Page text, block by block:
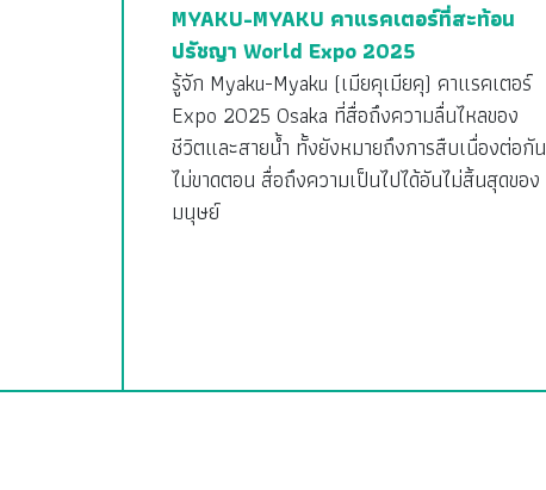
MYAKU-MYAKU คาแรคเตอร์ที่สะท้อน
ปรัชญา World Expo 2025
รู้จัก Myaku-Myaku (เมียคุเมียคุ) คาแรคเตอร์
Expo 2025 Osaka ที่สื่อถึงความลื่นไหลของ
ชีวิตและสายน้ำ ทั้งยังหมายถึงการสืบเนื่องต่อกัน
ไม่ขาดตอน สื่อถึงความเป็นไปได้อันไม่สิ้นสุดของ
มนุษย์